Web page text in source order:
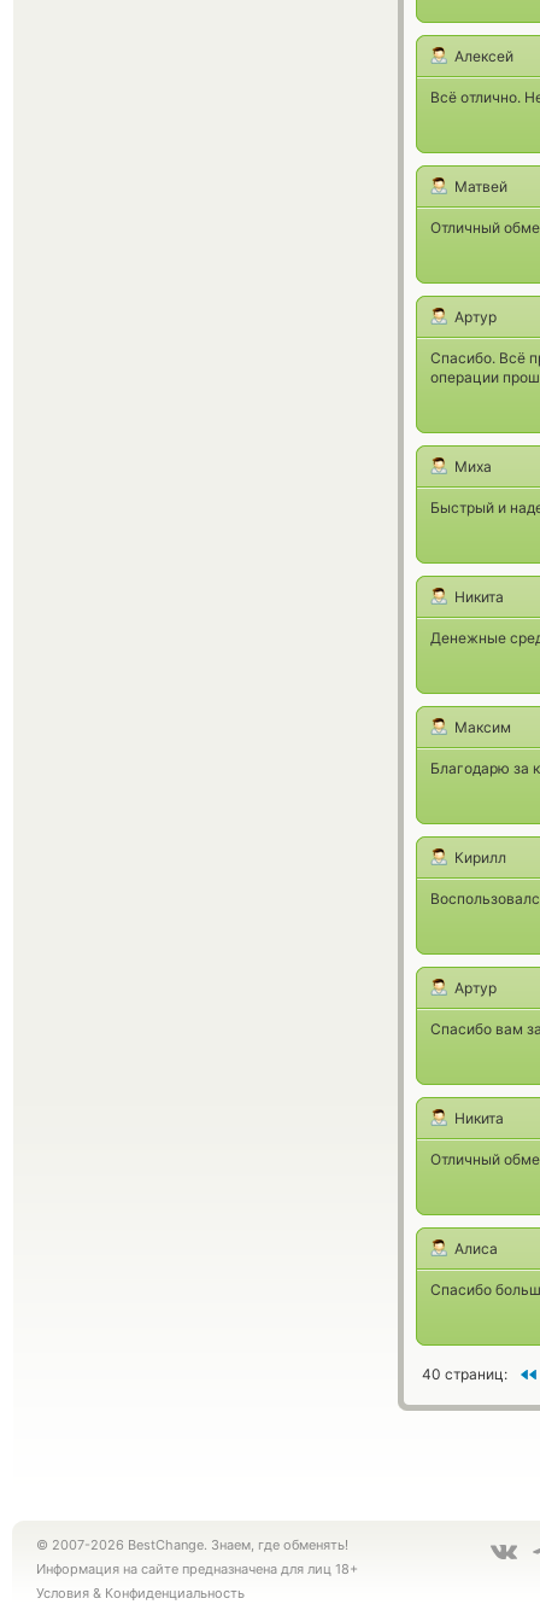
Алексей
Всё отлично.
Матвей
Отличный
Артур
Спасибо. Всё
операции
Миха
Быстрый и
Никита
Денежные
Максим
Благодарю за
Кирилл
Артур
Спасибо вам
Никита
Отличный
Алиса
Спасибо
40 страниц:
© 2007-2026 BestChange. Знаем, где обменять!
Информация на сайте предназначена для лиц 18+
Условия & Конфиденциальность